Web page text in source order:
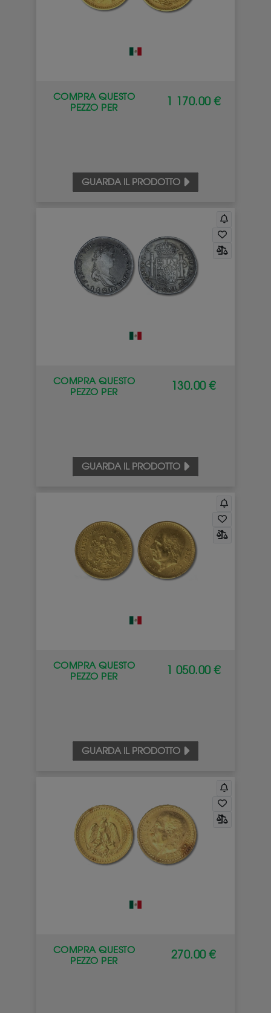
COMPRA QUESTO
PEZZO PER
1 170.00 €
GUARDA IL PRODOTTO
COMPRA QUESTO
PEZZO PER
130.00 €
GUARDA IL PRODOTTO
COMPRA QUESTO
PEZZO PER
1 050.00 €
GUARDA IL PRODOTTO
COMPRA QUESTO
PEZZO PER
270.00 €